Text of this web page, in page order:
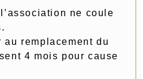
ne coule
au remplacement du
4 mois pour cause